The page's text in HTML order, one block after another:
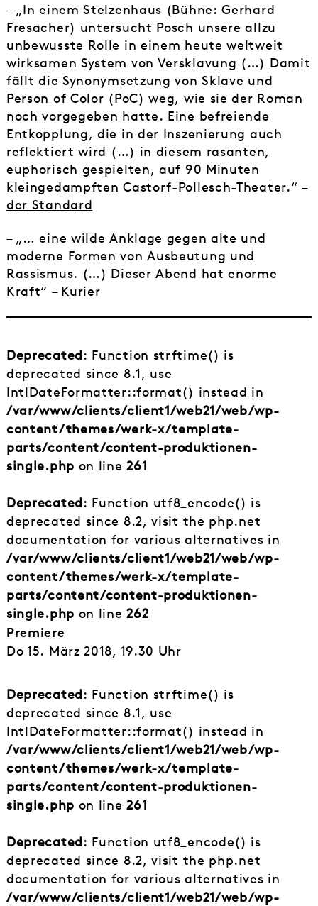
– „In einem Stelzenhaus (Bühne: Gerhard
Fresacher) untersucht Posch unsere allzu
unbewusste Rolle in einem heute weltweit
wirksamen System von Versklavung (…) Damit
fällt die Synonymsetzung von Sklave und
Person of Color (PoC) weg, wie sie der Roman
noch vorgegeben hatte. Eine befreiende
Entkopplung, die in der Inszenierung auch
reflektiert wird (…) in diesem rasanten,
euphorisch gespielten, auf 90 Minuten
kleingedampften Castorf-Pollesch-Theater.“ –
der Standard
– „… eine wilde Anklage gegen alte und
moderne Formen von Ausbeutung und
Rassismus. (…) Dieser Abend hat enorme
Kraft“ – Kurier
Deprecated: Function strftime() is
deprecated since 8.1, use
IntlDateFormatter::format() instead in
/var/www/clients/client1/web21/web/wp-
content/themes/werk-x/template-
parts/content/content-produktionen-
single.php on line261
Deprecated: Function utf8_encode() is
deprecated since 8.2, visit the php.net
documentation for various alternatives in
/var/www/clients/client1/web21/web/wp-
content/themes/werk-x/template-
parts/content/content-produktionen-
single.php on line262
Premiere
Do 15. März 2018, 19.30 Uhr
Deprecated: Function strftime() is
deprecated since 8.1, use
IntlDateFormatter::format() instead in
/var/www/clients/client1/web21/web/wp-
content/themes/werk-x/template-
parts/content/content-produktionen-
single.php on line261
Deprecated: Function utf8_encode() is
deprecated since 8.2, visit the php.net
documentation for various alternatives in
/var/www/clients/client1/web21/web/wp-